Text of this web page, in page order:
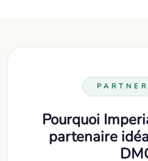
Pourquoi
partenaire